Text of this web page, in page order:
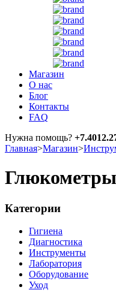
Магазин
О нас
Блог
Контакты
FAQ
Нужна помощь?
Главная>Магазин>
Глюкометры
Категории
Гигиена
Диагностика
Инструменты
Лаборатория
Оборудование
Уход